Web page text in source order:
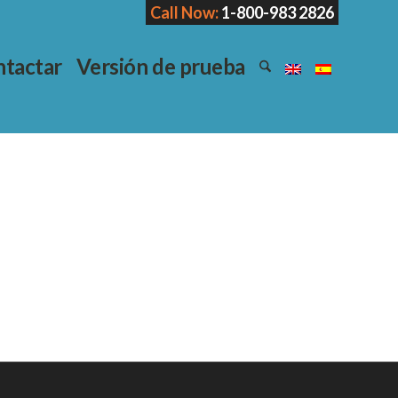
Versión de prueba
Call Now:1-800-983 2826